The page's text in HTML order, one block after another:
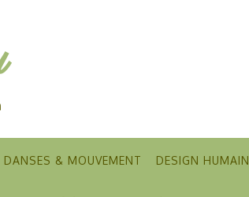
DANSES & MOUVEMENT DESIGN HUMAIN